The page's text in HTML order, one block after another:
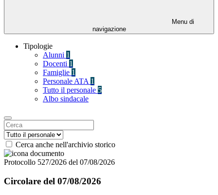
Menu di
navigazione
Tipologie
Alunni 1
Docenti 1
Famiglie 1
Personale ATA 1
Tutto il personale 5
Albo sindacale
Cerca anche nell'archivio storico
Protocollo 527/2026 del 07/08/2026
Circolare del 07/08/2026